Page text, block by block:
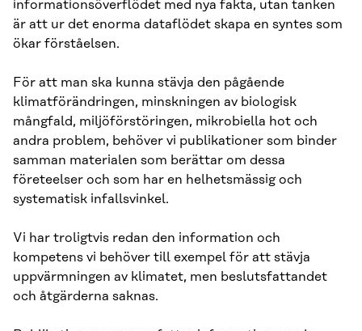
informationsöverflödet med nya fakta, utan tanken
är att ur det enorma dataflödet skapa en syntes som
ökar förståelsen.
För att man ska kunna stävja den pågående
klimatförändringen, minskningen av biologisk
mångfald, miljöförstöringen, mikrobiella hot och
andra problem, behöver vi publikationer som binder
samman materialen som berättar om dessa
företeelser och som har en helhetsmässig och
systematisk infallsvinkel.
Vi har troligtvis redan den information och
kompetens vi behöver till exempel för att stävja
uppvärmningen av klimatet, men beslutsfattandet
och åtgärderna saknas.